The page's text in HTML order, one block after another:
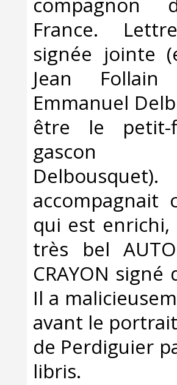
France.
signée jointe
Jean
Emmanuel
être le
gascon
accompagnait
qui est
très bel
CRAYON signé
Il a
avant le
de Perdiguier
libris.‎